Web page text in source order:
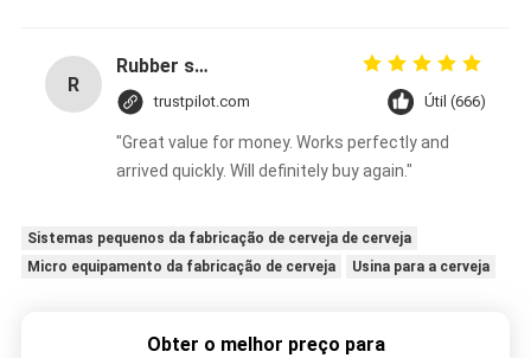
R
Rubber solid forklift tires For material handling forklift
trustpilot.com Útil (666)
"Great value for money. Works perfectly and
arrived quickly. Will definitely buy again."
Sistemas pequenos da fabricação de cerveja de cerveja
Micro equipamento da fabricação de cerveja
Usina para a cerveja
Obter o melhor preço para